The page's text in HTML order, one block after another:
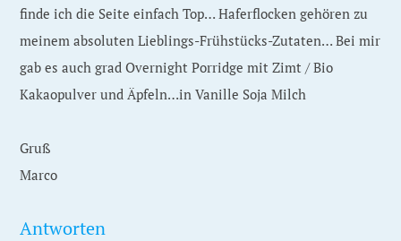
finde ich die Seite einfach Top… Haferflocken gehören zu
meinem absoluten Lieblings-Frühstücks-Zutaten… Bei mir
gab es auch grad Overnight Porridge mit Zimt / Bio
Kakaopulver und Äpfeln…in Vanille Soja Milch
Gruß
Marco
Antworten